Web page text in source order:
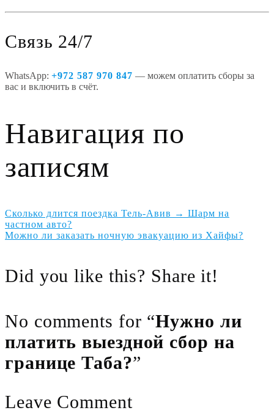
Связь 24/7
WhatsApp: +972 587 970 847 — можем оплатить сборы за
вас и включить в счёт.
Навигация по
записям
Сколько длится поездка Тель-Авив → Шарм на
частном авто?
Можно ли заказать ночную эвакуацию из Хайфы?
Did you like this? Share it!
No comments for “Нужно ли
платить выездной сбор на
границе Таба?”
Leave Comment